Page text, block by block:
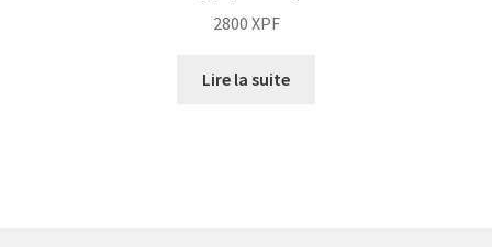
2800 XPF
Lire la suite